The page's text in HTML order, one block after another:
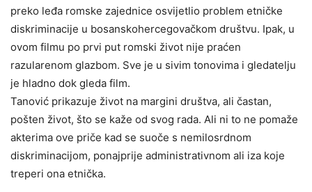
preko leđa romske zajednice osvijetlio problem etničke
diskriminacije u bosanskohercegovačkom društvu. Ipak, u
ovom filmu po prvi put romski život nije praćen
razularenom glazbom. Sve je u sivim tonovima i gledatelju
je hladno dok gleda film.
Tanović prikazuje život na margini društva, ali častan,
pošten život, što se kaže od svog rada. Ali ni to ne pomaže
akterima ove priče kad se suoče s nemilosrdnom
diskriminacijom, ponajprije administrativnom ali iza koje
treperi ona etnička.